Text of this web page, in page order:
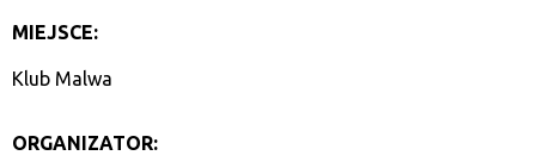
MIEJSCE:
Klub Malwa
ORGANIZATOR: